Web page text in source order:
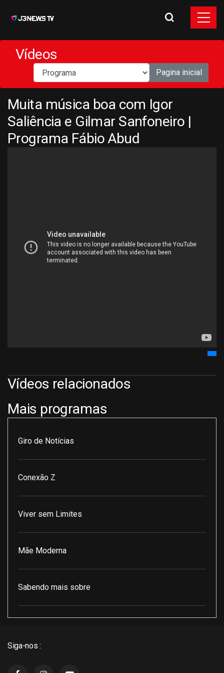
Vídeos
Pagina inicial
Muita música boa com Igor
Saliência e Gilmar Sanfoneiro |
Programa Fábio Abud
Vídeos relacionados
Mais programas
Giro de Notícias
Conexão Z
Viver sem Limites
Mãe Moderna
Sabendo mais sobre
Siga-nos :